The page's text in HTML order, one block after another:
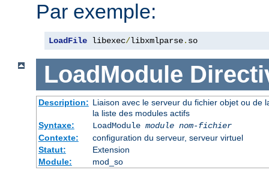
Par exemple:
LoadFile libexec/libxmlparse. so
LoadModule
Description: Liaison avec le serveur du fichier objet ou de
la liste des modules actifs
Syntaxe:
LoadModule module nom-fichier
Contexte:
configuration du serveur, serveur virtuel
Statut:
Extension
Module:
mod_so